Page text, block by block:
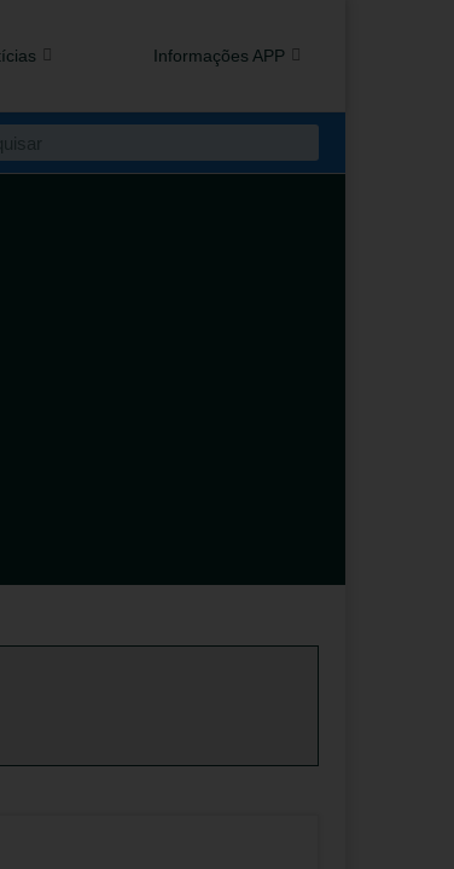
Informações APP